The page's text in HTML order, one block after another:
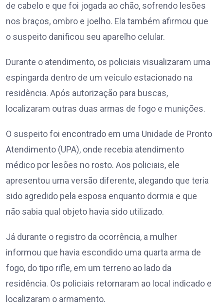
de cabelo e que foi jogada ao chão, sofrendo lesões
nos braços, ombro e joelho. Ela também afirmou que
o suspeito danificou seu aparelho celular.
Durante o atendimento, os policiais visualizaram uma
espingarda dentro de um veículo estacionado na
residência. Após autorização para buscas,
localizaram outras duas armas de fogo e munições.
O suspeito foi encontrado em uma Unidade de Pronto
Atendimento (UPA), onde recebia atendimento
médico por lesões no rosto. Aos policiais, ele
apresentou uma versão diferente, alegando que teria
sido agredido pela esposa enquanto dormia e que
não sabia qual objeto havia sido utilizado.
Já durante o registro da ocorrência, a mulher
informou que havia escondido uma quarta arma de
fogo, do tipo rifle, em um terreno ao lado da
residência. Os policiais retornaram ao local indicado e
localizaram o armamento.